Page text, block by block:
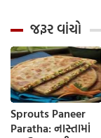
જરૂર વાંચો
Sprouts Paneer
Paratha: નાસ્તામાં